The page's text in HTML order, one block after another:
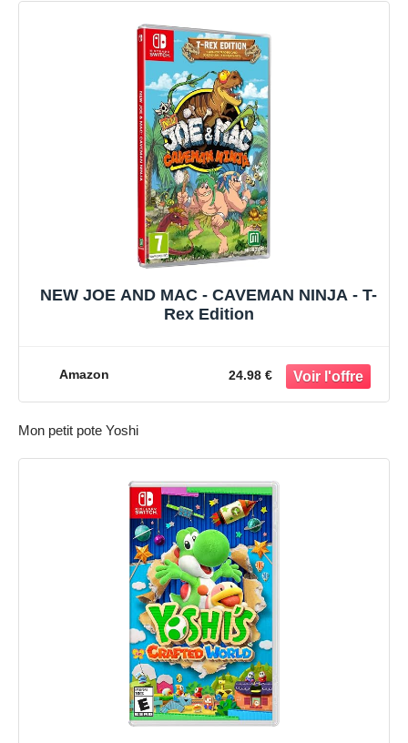
NEW JOE AND MAC - CAVEMAN NINJA - T-
Rex Edition
Amazon 24.98 €
Mon petit pote Yoshi